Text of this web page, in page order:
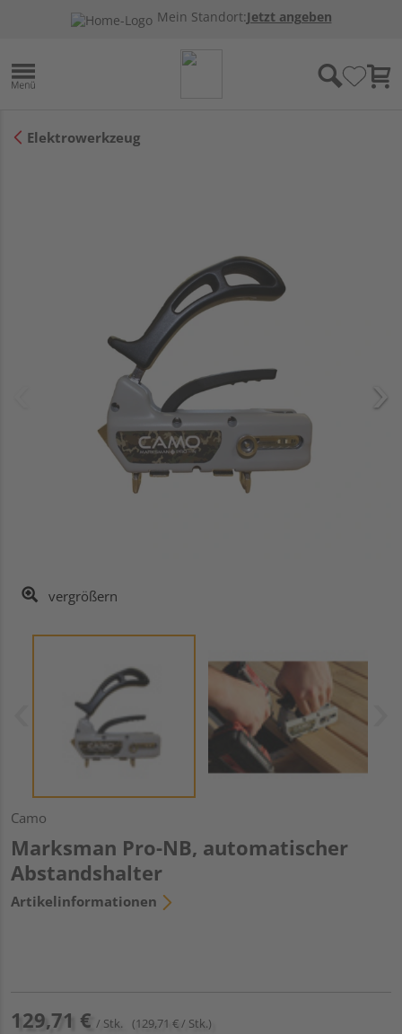
Mein Standort:Jetzt angeben
Elektrowerkzeug
vergrößern
Camo
Marksman Pro-NB, automatischer
Abstandshalter
Artikelinformationen
129,71 € / Stk. (129,71 € / Stk.)